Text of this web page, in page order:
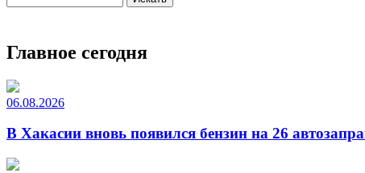
Главное сегодня
06.08.2026
В Хакасии вновь появился бензин на 26